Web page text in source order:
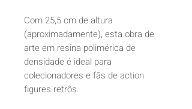
Com 25,5 cm de altura
(aproximadamente), esta obra de
arte em resina polimérica de
densidade é ideal para
colecionadores e fãs de action
figures retrôs.